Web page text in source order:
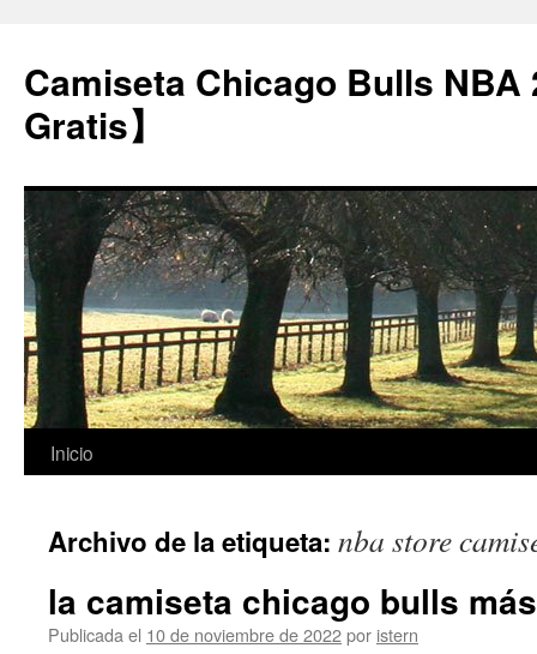
Camiseta Chicago Bulls NBA
Gratis】
Saltar
contenido
Inicio
Archivo de la etiqueta: nba store
la camiseta chicago bulls
Publicada el 10 de noviembre de 2022por istern